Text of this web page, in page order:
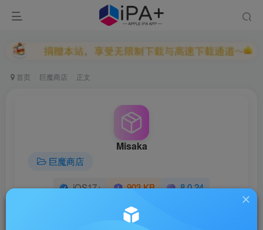
首页 巨魔商店 正文
Misaka
巨魔商店
iOS17+ 903 KB
8.0.24
解锁版